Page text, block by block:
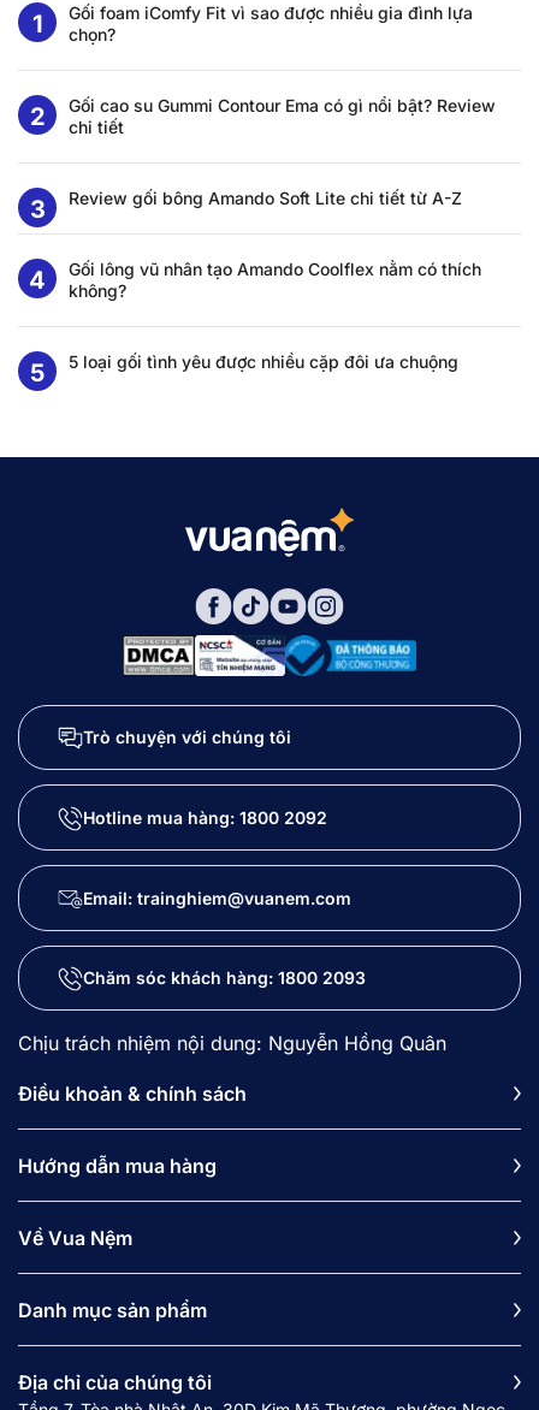
Gối foam iComfy Fit vì sao được nhiều gia đình lựa
chọn?
Gối cao su Gummi Contour Ema có gì nổi bật? Review
chi tiết
Review gối bông Amando Soft Lite chi tiết từ A-Z
Gối lông vũ nhân tạo Amando Coolflex nằm có thích
không?
5 loại gối tình yêu được nhiều cặp đôi ưa chuộng
Trò chuyện với chúng tôi
Hotline mua hàng: 1800 2092
Email: trainghiem@vuanem.com
Chăm sóc khách hàng: 1800 2093
Chịu trách nhiệm nội dung: Nguyễn Hồng Quân
Điều khoản & chính sách
Hướng dẫn mua hàng
Về Vua Nệm
Danh mục sản phẩm
Địa chỉ của chúng tôi